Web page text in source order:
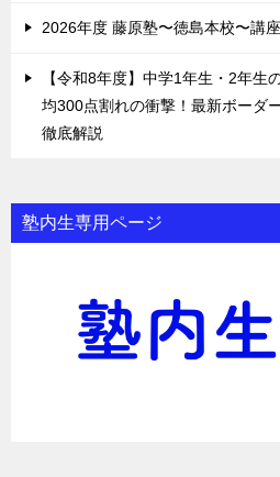
2026年度 藤原塾〜徳島本校〜講
【令和8年度】中学1年生・2年生
均300点割れの衝撃！最新ボーダ
徹底解説
塾内生専用ページ